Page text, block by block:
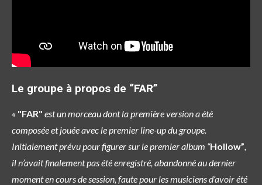
Le groupe à propos de “FAR”
« "FAR" est un morceau dont la première version a été
composée et jouée avec le premier line-up du groupe.
Initialement prévu pour figurer sur le premier album “Hollow”,
il n’avait finalement pas été enregistré, abandonné au dernier
moment en cours de session, faute pour les musiciens d’avoir été